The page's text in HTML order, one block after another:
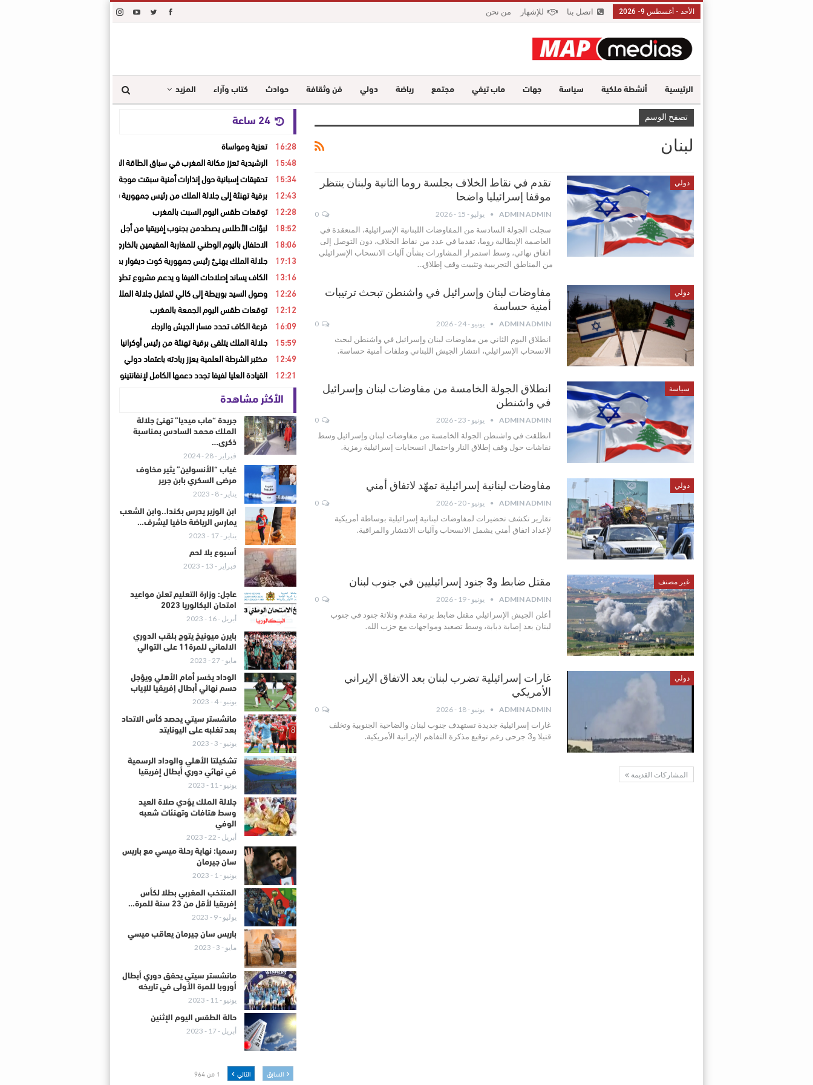
الأحد - أغسطس 9- 2026 اتصل بنا للإشهار من نحن
الرئيسية أنشطة ملكية سياسة جهات ماب تيفي مجتمع رياضة دولي فن وثقافة حوادث كتاب وآراء المزيد
تصفح الوسم
لبنان
دولي
تقدم في نقاط الخلاف بجلسة روما الثانية ولبنان ينتظر
موقفا إسرائيليا واضحا
ADMIN ADMIN يوليو - 15 - 2026
سجلت الجولة السادسة من المفاوضات اللبنانية الإسرائيلية، المنعقدة في
العاصمة الإيطالية روما، تقدما في عدد من نقاط الخلاف، دون التوصل إلى
اتفاق نهائي، وسط استمرار المشاورات بشأن آليات الانسحاب الإسرائيلي
من المناطق التجريبية وتثبيت وقف إطلاق…
دولي
مفاوضات لبنان وإسرائيل في واشنطن تبحث ترتيبات
أمنية حساسة
ADMIN ADMIN يونيو - 24 - 2026
انطلاق اليوم الثاني من مفاوضات لبنان وإسرائيل في واشنطن لبحث
الانسحاب الإسرائيلي، انتشار الجيش اللبناني وملفات أمنية حساسة.
سياسة
انطلاق الجولة الخامسة من مفاوضات لبنان وإسرائيل
في واشنطن
ADMIN ADMIN يونيو - 23 - 2026
انطلقت في واشنطن الجولة الخامسة من مفاوضات لبنان وإسرائيل وسط
نقاشات حول وقف إطلاق النار واحتمال انسحابات إسرائيلية رمزية.
دولي مفاوضات لبنانية إسرائيلية تمهّد لاتفاق أمني
ADMIN ADMIN يونيو - 20 - 2026
تقارير تكشف تحضيرات لمفاوضات لبنانية إسرائيلية بوساطة أمريكية
لإعداد اتفاق أمني يشمل الانسحاب وآليات الانتشار والمراقبة.
غير مصنف مقتل ضابط و3 جنود إسرائيليين في جنوب لبنان
ADMIN ADMIN يونيو - 19 - 2026
أعلن الجيش الإسرائيلي مقتل ضابط برتبة مقدم وثلاثة جنود في جنوب
لبنان بعد إصابة دبابة، وسط تصعيد ومواجهات مع حزب الله.
دولي
غارات إسرائيلية تضرب لبنان بعد الاتفاق الإيراني
الأمريكي
ADMIN ADMIN يونيو - 18 - 2026
غارات إسرائيلية جديدة تستهدف جنوب لبنان والضاحية الجنوبية وتخلف
قتيلا و3 جرحى رغم توقيع مذكرة التفاهم الإيرانية الأمريكية.
المشاركات القديمة
16:28 تعزية ومواساة
15:48 الرشيدية تعزز مكانة المغرب في سباق الطاقة الشمسية
15:34 تحقيقات إسبانية حول إنذارات أمنية سبقت موجة العبور الجماعي
12:43 برقية تهنئة إلى جلالة الملك من رئيس جمهورية سنغافورة بمناسبة عيد العرش المجيد
12:28 توقعات طقس اليوم السبت بالمغرب
18:52 لبؤات الأطلس يصطدمن بجنوب إفريقيا من أجل المونديال والثأر القاري
18:06 الاحتفال باليوم الوطني للمغاربة المقيمين بالخارج
17:13 جلالة الملك يهنئ رئيس جمهورية كوت ديفوار بمناسبة العيد الوطني لبلاده
13:16 الكاف يساند إصلاحات الفيفا و يدعم مشروع تطوير الكرة الإفريقية
12:26 وصول السيد بوريطة إلى كالي لتمثيل جلالة الملك في حفل تنصيب الرئيس الكولومبي
12:12 توقعات طقس اليوم الجمعة بالمغرب
16:09 قرعة الكاف تحدد مسار الجيش والرجاء
15:59 جلالة الملك يتلقى برقية تهنئة من رئيس أوكرانيا
12:49 مختبر الشرطة العلمية يعزز ريادته باعتماد دولي
12:21 القيادة العليا لفيفا تجدد دعمها الكامل لإنفانتينو بعد اجتماع الرباط
الأكثر مشاهدة
جريدة “ماب ميديا” تهنئ جلالة
الملك محمد السادس بمناسبة
ذكرى…
فبراير - 28 - 2024
غياب “الأنسولين” يثير مخاوف
مرضى السكري بابن جرير
يناير - 8 - 2023
ابن الوزير يدرس بكندا..وابن الشعب
يمارس الرياضة حافيا ليشرف…
يناير - 17 - 2023
أسبوع بلا لحم
فبراير - 13 - 2023
عاجل: وزارة التعليم تعلن مواعيد
امتحان البكالوريا 2023
أبريل - 16 - 2023
بايرن ميونيخ يتوج بلقب الدوري
الالماني للمرة11 على التوالي
مايو - 27 - 2023
الوداد يخسر أمام الأهلي ويؤجل
حسم نهائي أبطال إفريقيا للإياب
يونيو - 4 - 2023
مانشستر سيتي يحصد كأس الاتحاد
بعد تغلبه على اليونايتد
يونيو - 3 - 2023
تشكيلتا الأهلي والوداد الرسمية
في نهائي دوري أبطال إفريقيا
يونيو - 11 - 2023
جلالة الملك يؤدي صلاة العيد
وسط هتافات وتهنئات شعبه
الوفي
أبريل - 22 - 2023
رسميا: نهاية رحلة ميسي مع باريس
سان جيرمان
يونيو - 1 - 2023
المنتخب المغربي بطلا لكأس
إفريقيا لأقل من 23 سنة للمرة…
يوليو - 9 - 2023
باريس سان جيرمان يعاقب ميسي
مايو - 3 - 2023
مانشستر سيتي يحقق دوري أبطال
أوروبا للمرة الأولى في تاريخه
يونيو - 11 - 2023
حالة الطقس اليوم الإثنين
أبريل - 17 - 2023
السابق التالي 1 من 964